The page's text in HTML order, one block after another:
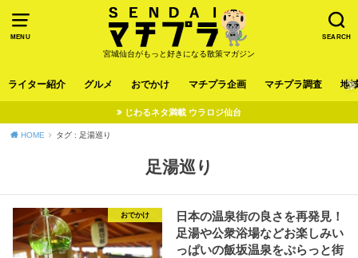
MENU SEARCH
宮城仙台がもっと好きになる散策マガジン
ライター紹介 グルメ おでかけ マチプラ企画 マチプラ調査 地
じわるネタ満載 ウラロジ仙台
HOME タグ : 足湯巡り
足湯巡り
おでかけ
日本の温泉街の良さを再発見！
足湯や公衆浴場などお楽しみい
っぱいの飯坂温泉をぷらっと街